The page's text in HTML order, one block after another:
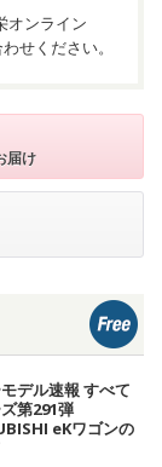
オンライン
せください。
届け
デル速報 すべて
第291弾
eKワゴンの